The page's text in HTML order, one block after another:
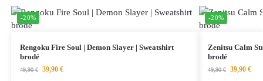
-20%
Rengoku Fire Soul | Demon Slayer | Sweatshirt
brodé
49,90€ 39,90 €
-20%
Zenitsu Calm
brodé
49,90€ 39,90 €